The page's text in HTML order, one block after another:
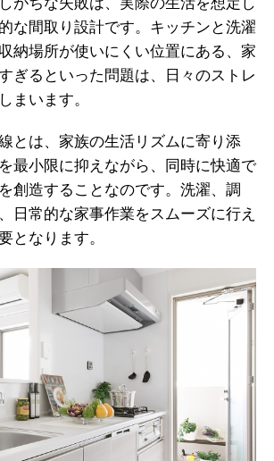
な間取り設計です。キッチンと洗濯
納場所が使いにくい位置にある、家
ぎるといった問題は、日々のストレ
まいます。
とは、家族の生活リズムに寄り添
最小限に抑えながら、同時に快適で
創造することなのです。洗濯、調
日常的な家事作業をスムーズに行え
となります。